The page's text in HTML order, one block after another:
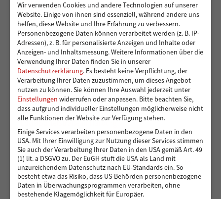
Sicher von A nach B für Peshmarga und Shvan
Ein sicherer Ort für Kinder, die viel zu früh
Verantwortung übernehmen – 14.000 Euro für die
Kindergruppen der Vereinigung Pestalozzi
Toben und Spielen: Bewegungsraum für die Kita
Eddelbüttelstraße in Harburg
Vier Reifen für eine bessere Zukunft: Ein neues Auto
für Muhsin und seine Familie
Wir verwenden Cookies und andere Technologien auf unserer
Website. Einige von ihnen sind essenziell, während andere uns
helfen, diese Website und Ihre Erfahrung zu verbessern.
Personenbezogene Daten können verarbeitet werden (z. B. IP-
Adressen), z. B. für personalisierte Anzeigen und Inhalte oder
Anzeigen- und Inhaltsmessung.Weitere Informationen über die
Verwendung Ihrer Daten finden Sie in unserer
Datenschutzerklärung. Es besteht keine Verpflichtung, der
Verarbeitung Ihrer Daten zuzustimmen, um dieses Angebot
nutzen zu können.Sie können Ihre Auswahl jederzeit unter
Einstellungen widerrufen oder anpassen. Bitte beachten Sie,
dass aufgrund individueller Einstellungen möglicherweise nicht
alle Funktionen der Website zur Verfügung stehen.
Einige Services verarbeiten personenbezogene Daten in den
USA. Mit Ihrer Einwilligung zur Nutzung dieser Services stimmen
Sie auch der Verarbeitung Ihrer Daten in den USA gemäß Art. 49
(1) lit. a DSGVO zu. Der EuGH stuft die USA als Land mit
unzureichendem Datenschutz nach EU-Standards ein. So
besteht etwa das Risiko, dass US-Behörden personenbezogene
Daten in Überwachungsprogrammen verarbeiten, ohne
bestehende Klagemöglichkeit für Europäer.